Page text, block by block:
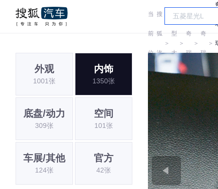
当
前
位
置:
搜
狐
汽
车
＞
车
型
大
全
＞
奇
瑞
＞
奇
瑞
＞
外观
1001张
内饰
1350张
底盘/动力
309张
空间
101张
车展/其他
124张
官方
42张